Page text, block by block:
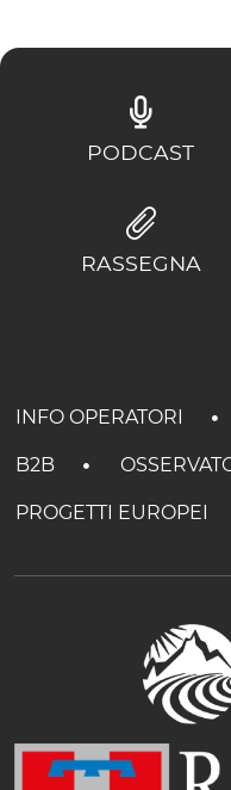
PODCAST
RASSEGNA
INFO OPERATORI
B2B
PROGETTI EUROPEI